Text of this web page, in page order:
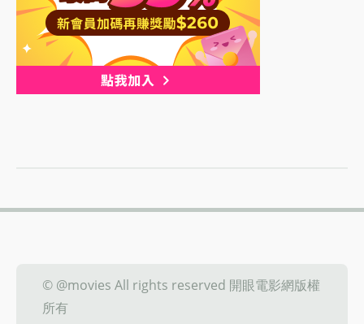
© @movies All rights reserved 開眼電影網版權
所有